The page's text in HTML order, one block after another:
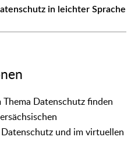
in leichter Sprache
Datenschutz finden
Datenschutz und im virtuellen